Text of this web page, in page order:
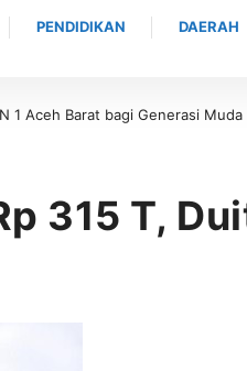
PENDIDIKAN DAERAH
Bukan Sekedar Menutup Bimtek,
315 T,